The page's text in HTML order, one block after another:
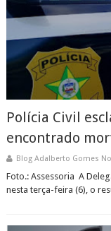
Polícia Civil
encontrado
Blog Adalberto Gomes
Foto.: Assessoria A
nesta terça-feira (6), o